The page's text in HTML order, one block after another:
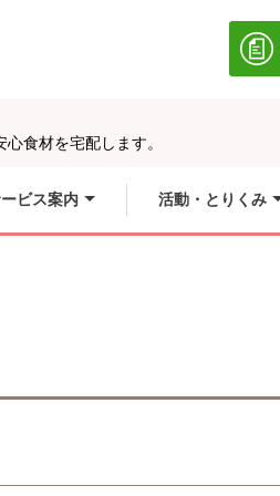
食材を宅配します。
ビス案内 活動・とりくみ